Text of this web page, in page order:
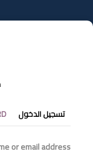
إلى
المحتوى
التبويبات
الأساسية
تسجيل الدخول
or email address